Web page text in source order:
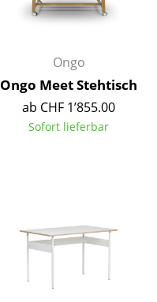
Ongo
Ongo Meet Stehtisch
ab CHF 1’855.00
Sofort lieferbar